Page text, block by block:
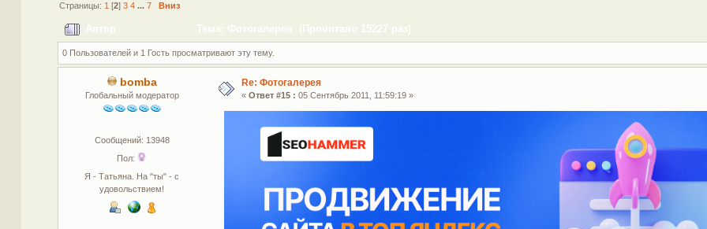
Страницы: 1 [2]3 4 ...7 Вниз
Автор Тема: Фотогалерея (Прочитано 15227 раз)
0 Пользователей и 1 Гость просматривают эту тему.
bomba
Глобальный модератор
Сообщений: 13948
Пол:
Я - Татьяна. На "ты" - с
удовольствием!
Re: Фотогалерея
« Ответ #15 : 05 Сентябрь 2011, 11:59:19 »